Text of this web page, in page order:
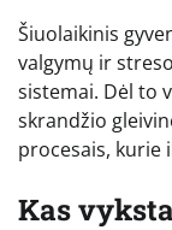
Šiuolaikinis
valgymų ir
sistemai. Dėl to
skrandžio
procesais, kurie
Kas